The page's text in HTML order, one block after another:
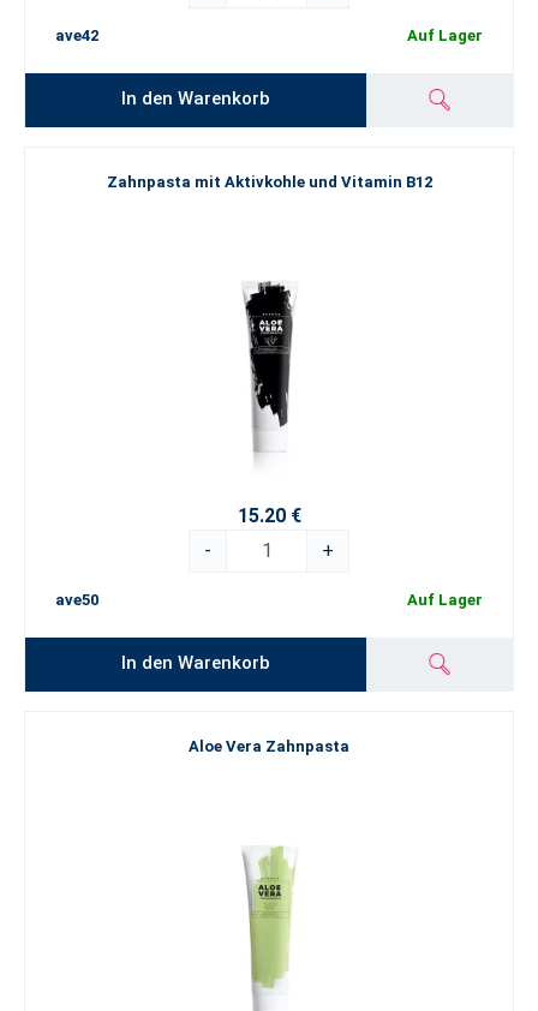
ave42 Auf Lager
In den Warenkorb
Zahnpasta mit Aktivkohle und Vitamin B12
15.20 €
-
+
ave50 Auf Lager
In den Warenkorb
Aloe Vera Zahnpasta